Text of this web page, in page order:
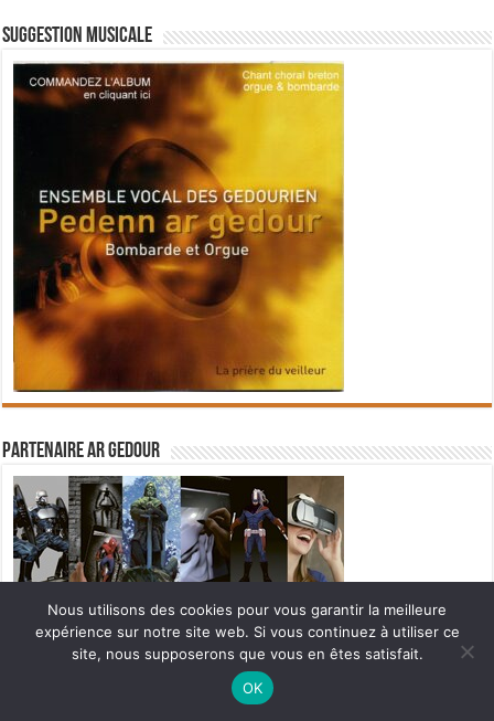
Suggestion musicale
Partenaire Ar Gedour
Ne manquez pas la nouveauté de Bernard Rio "LA REVOLUTION DES
CLIQUEZ ICI POUR EN SAVOIR PLUS
Nous utilisons des cookies pour vous garantir la meilleure
expérience sur notre site web. Si vous continuez à utiliser ce
site, nous supposerons que vous en êtes satisfait.
OK